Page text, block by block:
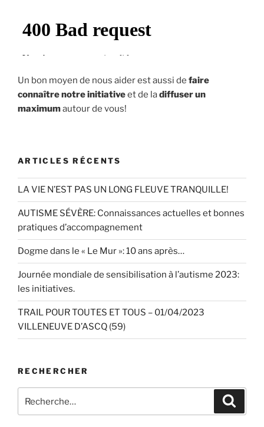
Un bon moyen de nous aider est aussi de faire
connaître notre initiativeet de ladiffuser un
maximumautour de vous!
ARTICLES RÉCENTS
LA VIE N’EST PAS UN LONG FLEUVE TRANQUILLE!
AUTISME SÉVÈRE: Connaissances actuelles et bonnes
pratiques d’accompagnement
Dogme dans le « Le Mur »: 10 ans après…
Journée mondiale de sensibilisation à l’autisme 2023:
les initiatives.
TRAIL POUR TOUTES ET TOUS – 01/04/2023
VILLENEUVE D’ASCQ (59)
RECHERCHER
pour